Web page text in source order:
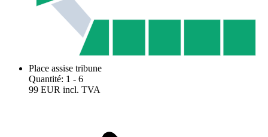
Place assise tribune
Quantité: 1 - 6
99 EUR incl. TVA